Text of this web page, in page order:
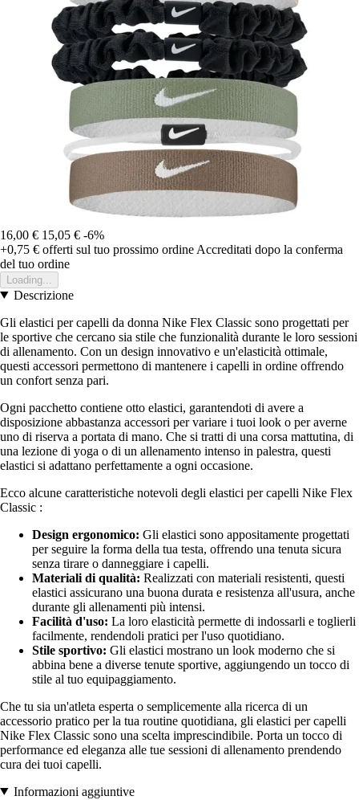
16,00 € 15,05 € -6%
+0,75 € offerti sul tuo prossimo ordine Accreditati dopo la conferma
del tuo ordine
Loading...
Descrizione
Gli elastici per capelli da donna Nike Flex Classic sono progettati per
le sportive che cercano sia stile che funzionalità durante le loro sessioni
di allenamento. Con un design innovativo e un'elasticità ottimale,
questi accessori permettono di mantenere i capelli in ordine offrendo
un confort senza pari.
Ogni pacchetto contiene otto elastici, garantendoti di avere a
disposizione abbastanza accessori per variare i tuoi look o per averne
uno di riserva a portata di mano. Che si tratti di una corsa mattutina, di
una lezione di yoga o di un allenamento intenso in palestra, questi
elastici si adattano perfettamente a ogni occasione.
Ecco alcune caratteristiche notevoli degli elastici per capelli Nike Flex
Classic :
Design ergonomico: Gli elastici sono appositamente progettati
per seguire la forma della tua testa, offrendo una tenuta sicura
senza tirare o danneggiare i capelli.
Materiali di qualità: Realizzati con materiali resistenti, questi
elastici assicurano una buona durata e resistenza all'usura, anche
durante gli allenamenti più intensi.
Facilità d'uso: La loro elasticità permette di indossarli e toglierli
facilmente, rendendoli pratici per l'uso quotidiano.
Stile sportivo: Gli elastici mostrano un look moderno che si
abbina bene a diverse tenute sportive, aggiungendo un tocco di
stile al tuo equipaggiamento.
Che tu sia un'atleta esperta o semplicemente alla ricerca di un
accessorio pratico per la tua routine quotidiana, gli elastici per capelli
Nike Flex Classic sono una scelta imprescindibile. Porta un tocco di
performance ed eleganza alle tue sessioni di allenamento prendendo
cura dei tuoi capelli.
Informazioni aggiuntive